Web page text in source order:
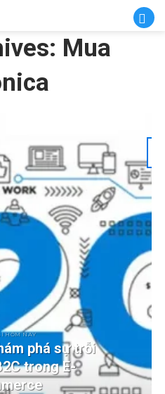
Mua
HÔM NAY
phá sự trỗi
trong E-